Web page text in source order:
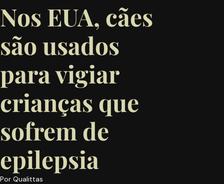
Nos EUA, cães
são usados
para vigiar
crianças que
sofrem de
epilepsia
Por Qualittas